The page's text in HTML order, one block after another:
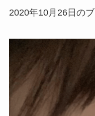
2020年10月26日の